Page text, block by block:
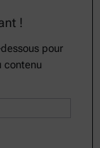
!
pour
contenu